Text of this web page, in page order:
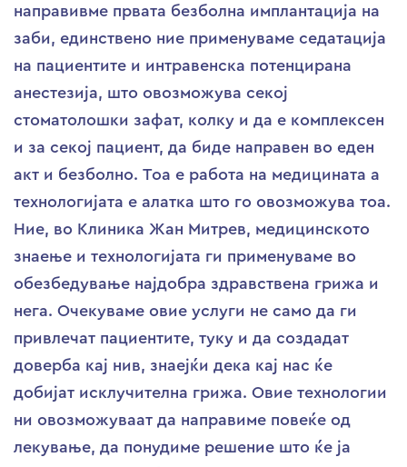
направивме првата безболна имплантација на
заби, единствено ние применуваме седатација
на пациентите и интравенска потенцирана
анестезија, што овозможува секој
стоматолошки зафат, колку и да е комплексен
и за секој пациент, да биде направен во еден
акт и безболно. Тоа е работа на медицината а
технологијата е алатка што го овозможува тоа.
Ние, во Клиника Жан Митрев, медицинското
знаење и технологијата ги применуваме во
обезбедување најдобра здравствена грижа и
нега. Очекуваме овие услуги не само да ги
привлечат пациентите, туку и да создадат
доверба кај нив, знаејќи дека кај нас ќе
добијат исклучителна грижа. Овие технологии
ни овозможуваат да направиме повеќе од
лекување, да понудиме решение што ќе ја